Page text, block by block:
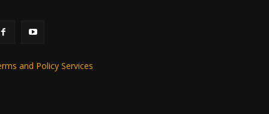
and Policy Services